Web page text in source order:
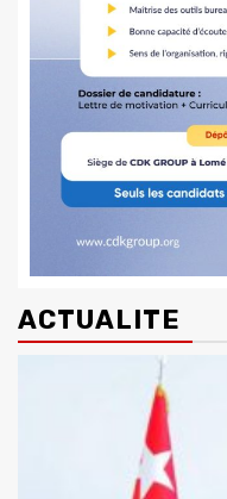
ACTUALITE